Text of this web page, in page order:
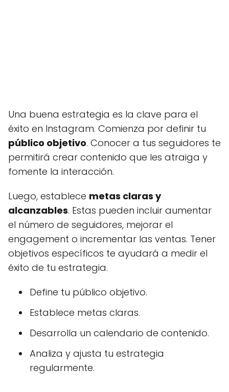
Una buena estrategia es la clave para el
éxito en Instagram. Comienza por definir tu
público objetivo. Conocer a tus seguidores te
permitirá crear contenido que les atraiga y
fomente la interacción.
Luego, establece metas claras y
alcanzables. Estas pueden incluir aumentar
el número de seguidores, mejorar el
engagement o incrementar las ventas. Tener
objetivos específicos te ayudará a medir el
éxito de tu estrategia.
Define tu público objetivo.
Establece metas claras.
Desarrolla un calendario de contenido.
Analiza y ajusta tu estrategia
regularmente.